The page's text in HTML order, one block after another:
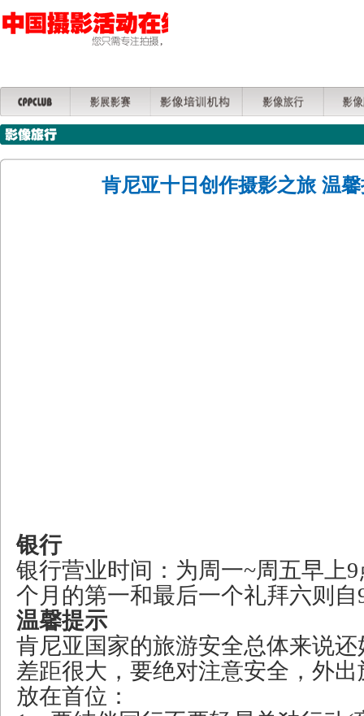
肯尼亚十日创作摄影之旅 温
银行
银行营业时间：为周一~周五早上
个月的第一和最后一个礼拜六则自
温馨提示
肯尼亚国家的旅游安全总体来说
差距很大，要绝对注意安全，外
放在首位：